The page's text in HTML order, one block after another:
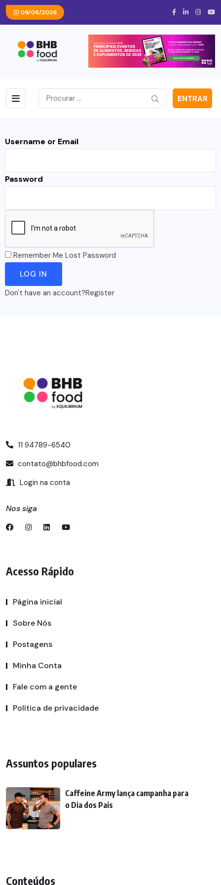
09/08/2026
ENTRAR
Username or Email
Password
Remember Me Lost Password
Don't have an account?Register
11 94789-6540
contato@bhbfood.com
Login na conta
Nos siga
Acesso Rápido
Página inicial
Sobre Nós
Postagens
Minha Conta
Fale com a gente
Política de privacidade
Assuntos populares
Caffeine Army lança campanha para
o Dia dos Pais
Conteúdos